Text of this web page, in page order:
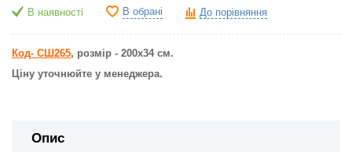
В наявності В обрані До порівняння
Код- СШ265, розмір - 200х34 см.
Ціну уточнюйте у менеджера.
Опис